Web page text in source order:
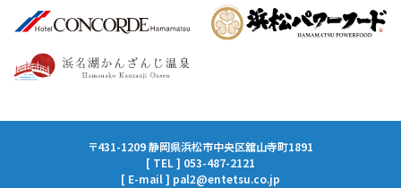
〒431-1209 静岡県浜松市中央区舘山寺町1891
[ TEL ] 053-487-2121
[ E-mail ] pal2@entetsu.co.jp